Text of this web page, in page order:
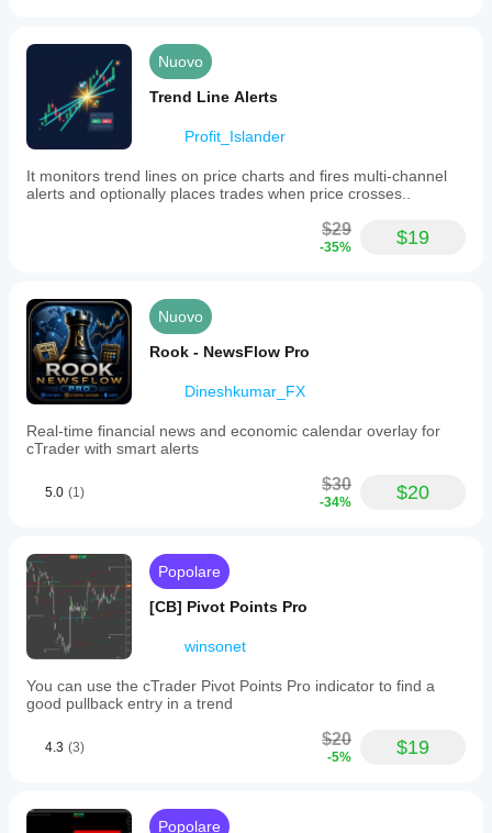
Nuovo
Trend Line Alerts
Profit_Islander
It monitors trend lines on price charts and fires multi-channel
alerts and optionally places trades when price crosses..
$29
-35% $19
Nuovo
Rook - NewsFlow Pro
Dineshkumar_FX
Real-time financial news and economic calendar overlay for
cTrader with smart alerts
5.0 (1) $30
-34% $20
Popolare
[CB] Pivot Points Pro
winsonet
You can use the cTrader Pivot Points Pro indicator to find a
good pullback entry in a trend
4.3 (3) $20
-5% $19
Popolare